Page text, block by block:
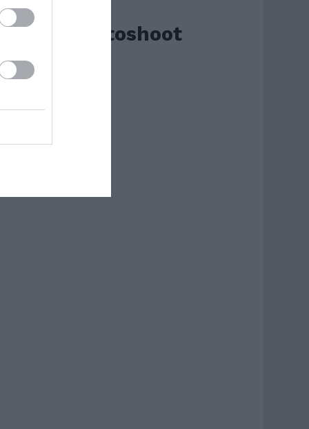
Paris Photoshoot